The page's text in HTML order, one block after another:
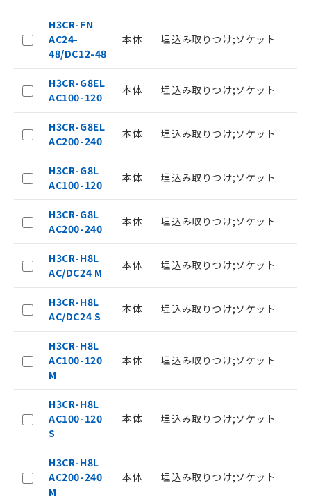
H3CR-FN
AC24-
48/DC12-48
本体 埋込み取りつけ;ソケット
H3CR-G8EL
AC100-120
本体 埋込み取りつけ;ソケット
H3CR-G8EL
AC200-240
本体 埋込み取りつけ;ソケット
H3CR-G8L
AC100-120
本体 埋込み取りつけ;ソケット
H3CR-G8L
AC200-240
本体 埋込み取りつけ;ソケット
H3CR-H8L
AC/DC24 M
本体 埋込み取りつけ;ソケット
H3CR-H8L
AC/DC24 S
本体 埋込み取りつけ;ソケット
H3CR-H8L
AC100-120
M
本体 埋込み取りつけ;ソケット
H3CR-H8L
AC100-120
S
本体 埋込み取りつけ;ソケット
H3CR-H8L
AC200-240
M
本体 埋込み取りつけ;ソケット
記
号
○ 一定数以上の在庫あり
△ 一定数には満たないが在庫あり
－
在庫なし(最新の在庫状況につ
たはお客様担当のオムロン制御
白
情報を公開していない機種
ご利用ください。
本サービスは、当社制御機器事業取扱
商品の当社在庫状況および標準価格
す。
当社制御機器事業取扱商品の中には、
ことをご了承ください。
在庫状況および標準価格照会結果は、
タに基づき作成されるものであり、閲
覧された時点での実際の在庫および標
了承ください。
正式な納期状況および標準価格はお客
ムロン制御機器販売店・当社販売員に
ご相談ください。
点は「
ください。
事前の承諾なく第三者に漏洩または開
示しないようお願いします。
マイパーツ機能（部品リスト作成サー
メンバーズにご登録されている必要が
あります。
お客様が当ウェブサイト上で当社にご
および当社の共同利用者が、当社の製
品・サービスに関するお客様との取
引・商談に必要な範囲で利用すること